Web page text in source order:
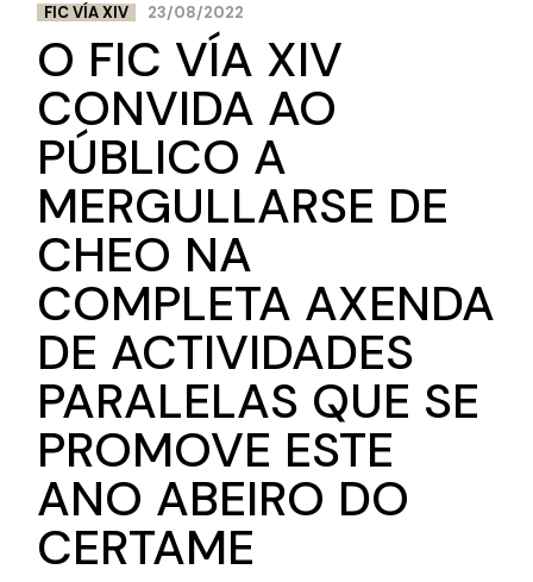
FIC VÍA XIV
23/08/2022
O FIC VÍA XIV
CONVIDA AO
PÚBLICO A
MERGULLARSE DE
CHEO NA
COMPLETA AXENDA
DE ACTIVIDADES
PARALELAS QUE SE
PROMOVE ESTE
ANO ABEIRO DO
CERTAME